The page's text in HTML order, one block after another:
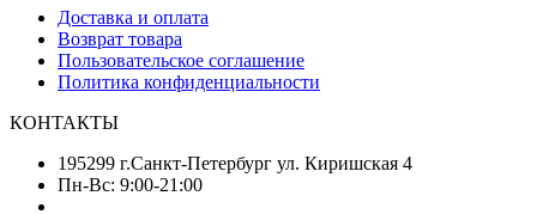
Доставка и оплата
Возврат товара
Пользовательское соглашение
Политика конфиденциальности
КОНТАКТЫ
195299 г.Санкт-Петербург ул. Киришская 4
Пн-Вс: 9:00-21:00